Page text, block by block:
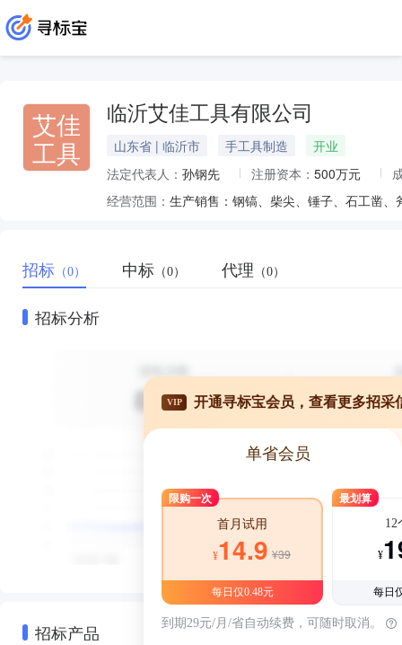
艾佳
工具
临沂艾佳工具有限公司
山东省 | 临沂市 手工具制造
开业
法定代表人： 孙钢先 注册资本： 500万元
经营范围： 生产销售：钢镐、柴尖、锤子、石工凿
招标 （0） 中标 （0） 代理 （0）
招标分析
招标产品
VIP 开通寻标宝会员，查看更多招采
单省会员
限购一次
首月试用
¥14.9 ¥39
每日仅0.48元
最划算
12
¥
每日
到期29元/月/省自动续费，可随时取消。